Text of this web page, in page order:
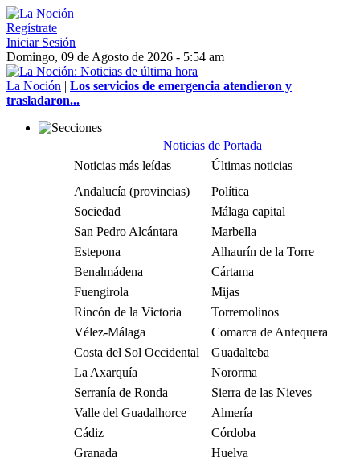
Regístrate
Iniciar Sesión
Domingo, 09 de Agosto de 2026 - 5:54 am
La Noción | Los servicios de emergencia atendieron y
trasladaron...
Noticias de Portada
Noticias más leídas
Últimas noticias
Andalucía (provincias)
Política
Sociedad
Málaga capital
San Pedro Alcántara
Marbella
Estepona
Alhaurín de la Torre
Benalmádena
Cártama
Fuengirola
Mijas
Rincón de la Victoria
Torremolinos
Vélez-Málaga
Comarca de Antequera
Costa del Sol Occidental
Guadalteba
La Axarquía
Nororma
Serranía de Ronda
Sierra de las Nieves
Valle del Guadalhorce
Almería
Cádiz
Córdoba
Granada
Huelva